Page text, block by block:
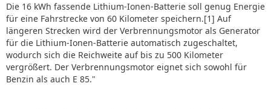
Die 16 kWh fassende Lithium-Ionen-Batterie soll genug Energie
für eine Fahrstrecke von 60 Kilometer speichern.[1] Auf
längeren Strecken wird der Verbrennungsmotor als Generator
für die Lithium-Ionen-Batterie automatisch zugeschaltet,
wodurch sich die Reichweite auf bis zu 500 Kilometer
vergrößert. Der Verbrennungsmotor eignet sich sowohl für
Benzin als auch E 85."